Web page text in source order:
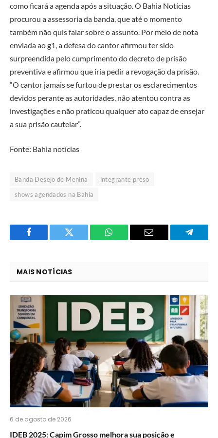
como ficará a agenda após a situação. O Bahia Notícias
procurou a assessoria da banda, que até o momento
também não quis falar sobre o assunto. Por meio de nota
enviada ao g1, a defesa do cantor afirmou ter sido
surpreendida pelo cumprimento do decreto de prisão
preventiva e afirmou que iria pedir a revogação da prisão.
“O cantor jamais se furtou de prestar os esclarecimentos
devidos perante as autoridades, não atentou contra as
investigações e não praticou qualquer ato capaz de ensejar
a sua prisão cautelar”.
Fonte: Bahia notícias
Banda Desejo de Menina
integrante preso
shows agendados na Bahia
Facebook Twitter
O
do
WhatsApp?
E-
MAIS NOTÍCIAS
6 de agosto de 2026
IDEB 2025: Capim Grosso melhora sua posição e